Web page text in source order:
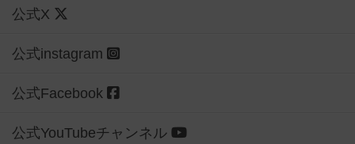
公式X
公式instagram
公式Facebook
公式YouTubeチャンネル